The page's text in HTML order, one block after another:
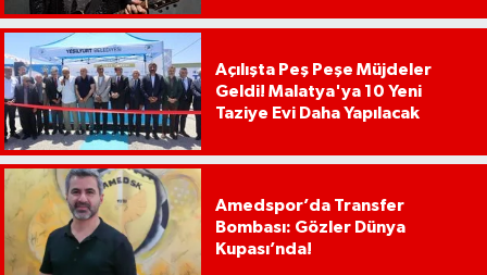
Açılışta Peş Peşe Müjdeler
Geldi! Malatya'ya 10 Yeni
Taziye Evi Daha Yapılacak
Amedspor’da Transfer
Bombası: Gözler Dünya
Kupası’nda!